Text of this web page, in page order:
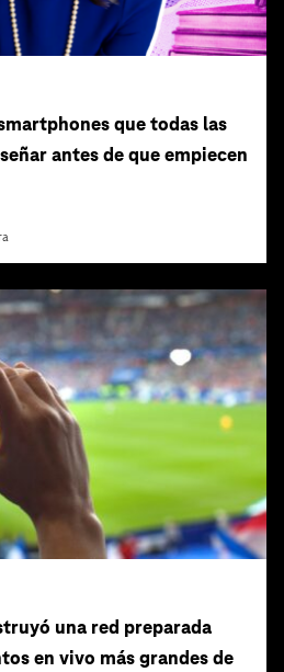
que todas las
antes de que empiecen
una red preparada
en vivo más grandes de